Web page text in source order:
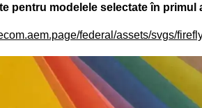
pentru modelele selectate în
federal/assets/svgs/